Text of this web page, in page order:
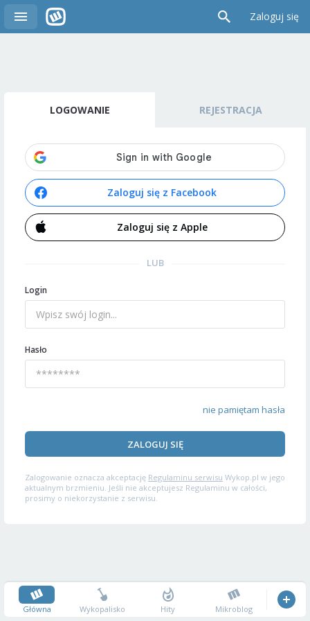
Zaloguj się
LOGOWANIE REJESTRACJA
Zaloguj się z Facebook
Zaloguj się z Apple
LUB
Login
Hasło
nie pamiętam hasła
ZALOGUJ SIĘ
Zalogowanie oznacza akceptację Regulaminu serwisu Wykop.pl w jego
aktualnym brzmieniu. Jeśli nie akceptujesz Regulaminu w całości,
prosimy o niekorzystanie z serwisu.
Główna Wykopalisko Hity Mikroblog